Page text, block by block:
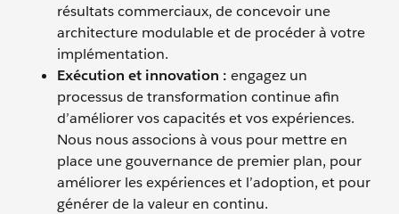
résultats commerciaux, de concevoir une
architecture modulable et de procéder à votre
implémentation.
Exécution et innovation : engagez un
processus de transformation continue afin
d’améliorer vos capacités et vos expériences.
Nous nous associons à vous pour mettre en
place une gouvernance de premier plan, pour
améliorer les expériences et l’adoption, et pour
générer de la valeur en continu.